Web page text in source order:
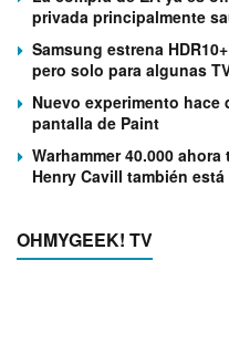
privada principalmente
Samsung estrena
pero solo para algunas
Nuevo experimento hace
pantalla de Paint
Warhammer 40.000
Henry Cavill también
OHMYGEEK! TV